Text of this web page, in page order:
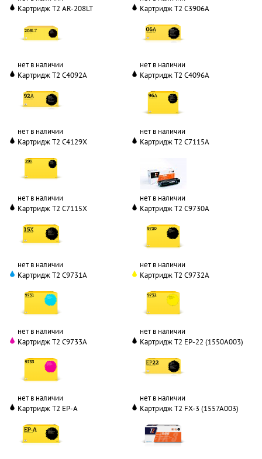
Картридж T2 AR-208LT
нет в наличии
Картридж T2 C3906A
нет в наличии
Картридж T2 C4092A
нет в наличии
Картридж T2 C4096A
нет в наличии
Картридж T2 C4129X
нет в наличии
Картридж T2 C7115A
нет в наличии
Картридж T2 C7115X
нет в наличии
Картридж T2 C9730A
нет в наличии
Картридж T2 C9731A
нет в наличии
Картридж T2 C9732A
нет в наличии
Картридж T2 C9733A
нет в наличии
Картридж T2 EP-22 (1550A003)
нет в наличии
Картридж T2 EP-A
Картридж T2 FX-3 (1557A003)